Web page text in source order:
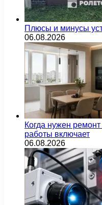
Плюсы и минусы
06.08.2026
Когда нужен
работы включает
06.08.2026